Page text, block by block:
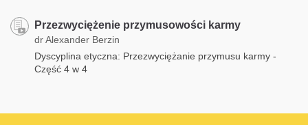
Przezwyciężenie przymusowości karmy
dr Alexander Berzin
Dyscyplina etyczna: Przezwyciężanie przymusu karmy -
Część 4 w 4